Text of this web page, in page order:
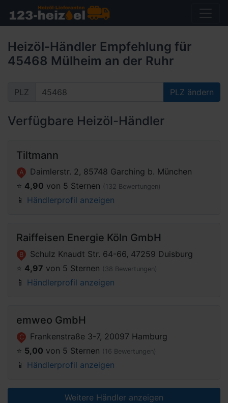
Heizöl-Händler Empfehlung für
45468 Mülheim an der Ruhr
PLZ PLZ ändern
Verfügbare Heizöl-Händler
Tiltmann
A
Daimlerstr. 2, 85748 Garching b. München
⭐️ 4,90 von 5 Sternen (132 Bewertungen)
📱 Händlerprofil anzeigen
Raiffeisen Energie Köln GmbH
B
Schulz Knaudt Str. 64-66, 47259 Duisburg
⭐️ 4,97 von 5 Sternen (38 Bewertungen)
📱 Händlerprofil anzeigen
emweo GmbH
C
Frankenstraße 3-7, 20097 Hamburg
⭐️ 5,00 von 5 Sternen (16 Bewertungen)
📱 Händlerprofil anzeigen
Weitere Händler anzeigen